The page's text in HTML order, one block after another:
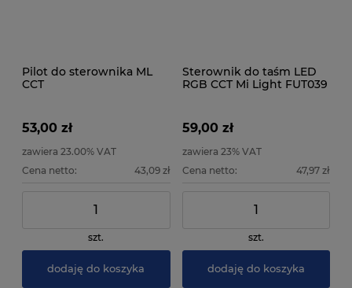
Pilot do sterownika ML
CCT
53,00 zł
zawiera 23.00% VAT
Cena netto:
43,09 zł
szt.
dodaję do koszyka
Sterownik do taśm LED
RGB CCT Mi Light FUT039
59,00 zł
zawiera 23% VAT
Cena netto:
47,97 zł
szt.
dodaję do koszyka